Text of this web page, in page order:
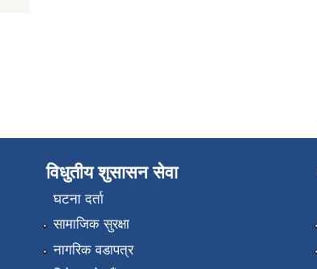
विधुतीय शुसासन सेवा
घटना दर्ता
सामाजिक सुरक्षा
नागरिक वडापत्र